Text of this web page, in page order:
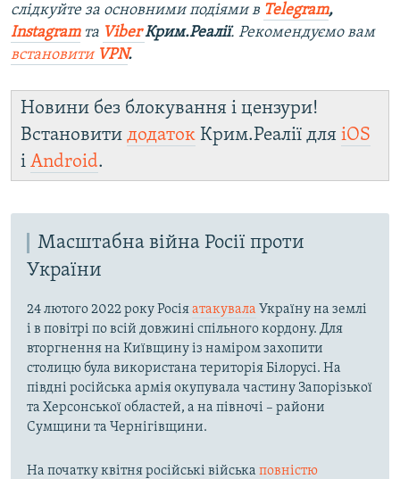
слідкуйте за основними подіями в Telegram,
Instagramта ViberКрим.Реалії. Рекомендуємо вам
встановити VPN.
Новини без блокування і цензури!
Встановити додаток Крим.Реалії для iOS
і Android.
Масштабна війна Росії проти
України
24 лютого 2022 року Росіяатакувала Україну на землі
і в повітрі по всій довжині спільного кордону. Для
вторгнення на Київщину із наміром захопити
столицю була використана територія Білорусі. На
півдні російська армія окупувала частину Запорізької
та Херсонської областей, а на півночі – райони
Сумщини та Чернігівщини.
На початку квітня російські війська повністю